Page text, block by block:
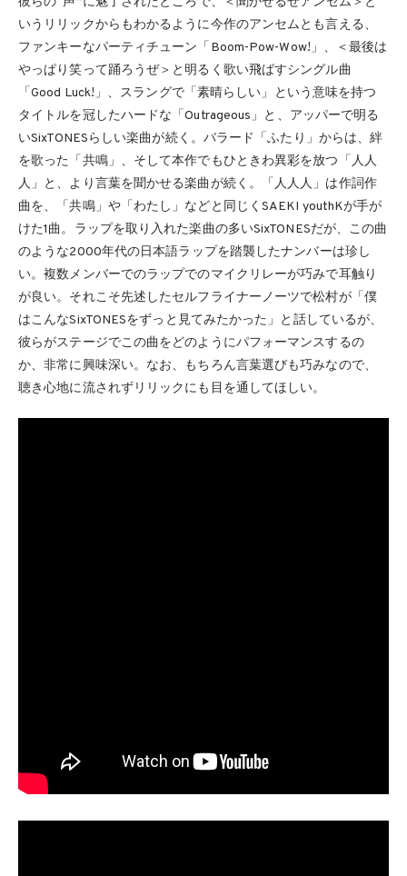
いうリリックからもわかるように今作のアンセムとも言える、
ファンキーなパーティチューン「Boom-Pow-Wow!」、＜最後は
やっぱり笑って踊ろうぜ＞と明るく歌い飛ばすシングル曲
「Good Luck!」、スラングで「素晴らしい」という意味を持つ
タイトルを冠したハードな「Outrageous」と、アッパーで明る
いSixTONESらしい楽曲が続く。バラード「ふたり」からは、絆
を歌った「共鳴」、そして本作でもひときわ異彩を放つ「人人
人」と、より言葉を聞かせる楽曲が続く。「人人人」は作詞作
曲を、「共鳴」や「わたし」などと同じくSAEKI youthKが手が
けた1曲。ラップを取り入れた楽曲の多いSixTONESだが、この曲
のような2000年代の日本語ラップを踏襲したナンバーは珍し
い。複数メンバーでのラップでのマイクリレーが巧みで耳触り
が良い。それこそ先述したセルフライナーノーツで松村が「僕
はこんなSixTONESをずっと見てみたかった」と話しているが、
彼らがステージでこの曲をどのようにパフォーマンスするの
か、非常に興味深い。なお、もちろん言葉選びも巧みなので、
聴き心地に流されずリリックにも目を通してほしい。